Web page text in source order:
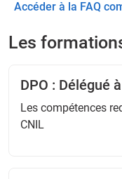
Accéder à la FAQ
Les
DPO : Délégué
Les compétences
CNIL